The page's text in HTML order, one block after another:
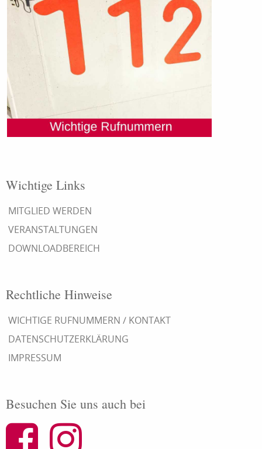
Wichtige Links
MITGLIED WERDEN
VERANSTALTUNGEN
DOWNLOADBEREICH
Rechtliche Hinweise
WICHTIGE RUFNUMMERN / KONTAKT
DATENSCHUTZERKLÄRUNG
IMPRESSUM
Besuchen Sie uns auch bei